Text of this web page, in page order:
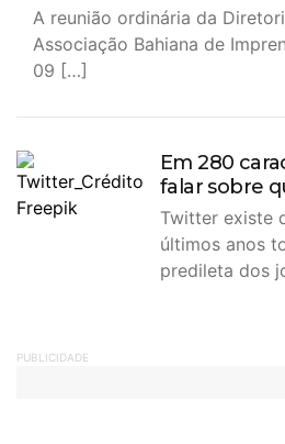
A reunião ordinária da
Associação Bahiana de
09 […]
Em 280
falar sobre
Twitter existe
últimos anos
predileta dos
PUBLICIDADE